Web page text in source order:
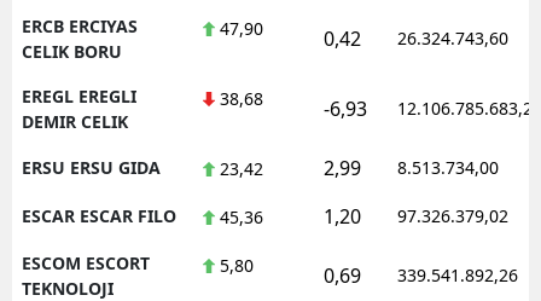
ERCB ERCIYAS
CELIK BORU
47,90 0,42 26.324.743,60
EREGL EREGLI
DEMIR CELIK
38,68 -6,93 12.106.785.683,20
ERSU ERSU GIDA 23,42 2,99 8.513.734,00
ESCAR ESCAR FILO 45,36 1,20 97.326.379,02
ESCOM ESCORT
TEKNOLOJI
5,80 0,69 339.541.892,26